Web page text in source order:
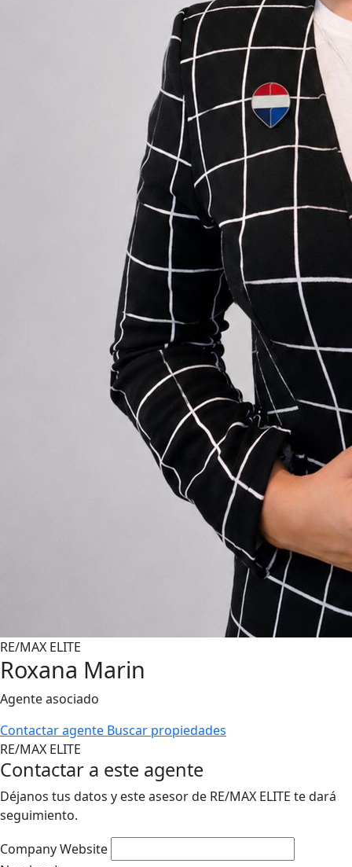
RE/MAX ELITE
Roxana Marin
Agente asociado
Contactar agente Buscar propiedades
RE/MAX ELITE
Contactar a este agente
Déjanos tus datos y este asesor de RE/MAX ELITE te dará
seguimiento.
Company Website